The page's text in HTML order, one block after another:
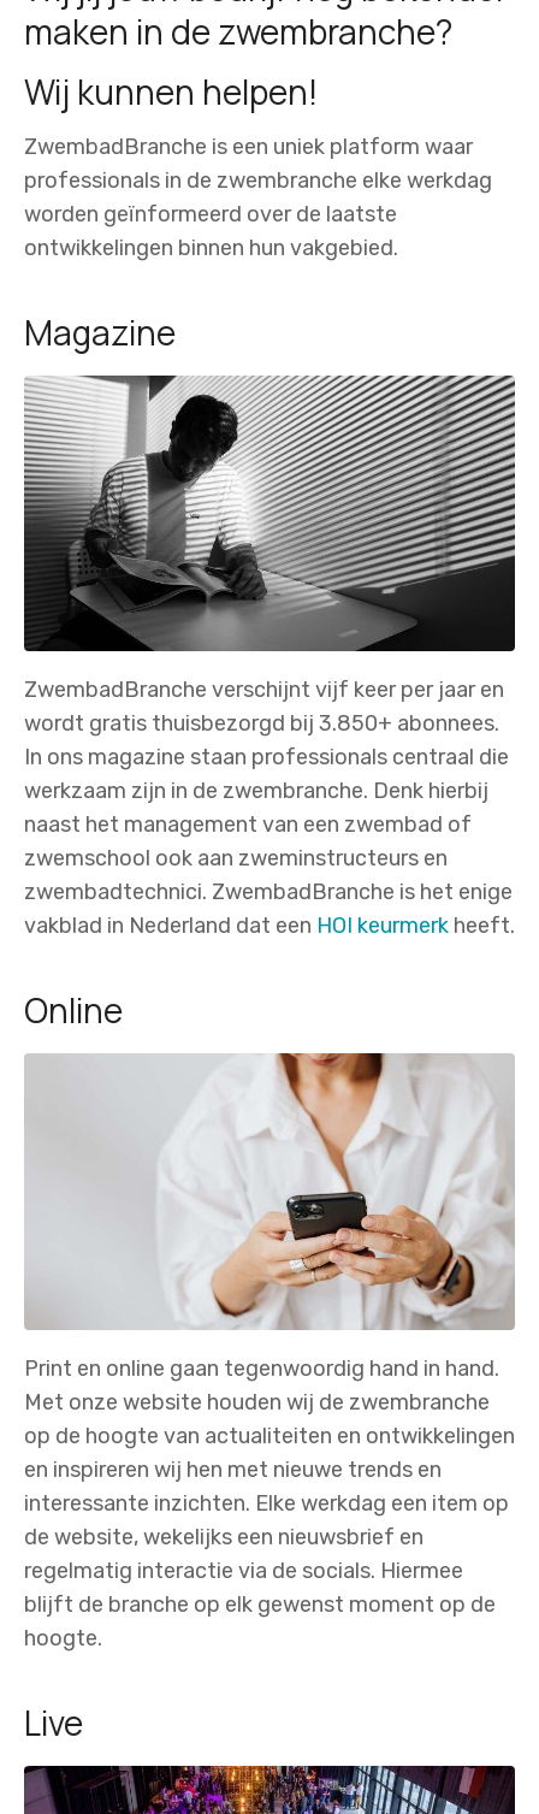
maken in de zwembranche?
Wij kunnen helpen!
ZwembadBranche is een uniek platform waar
professionals in de zwembranche elke werkdag
worden geïnformeerd over de laatste
ontwikkelingen binnen hun vakgebied.
Magazine
ZwembadBranche verschijnt vijf keer per jaar en
wordt gratis thuisbezorgd bij 3.850+ abonnees.
In ons magazine staan professionals centraal die
werkzaam zijn in de zwembranche. Denk hierbij
naast het management van een zwembad of
zwemschool ook aan zweminstructeurs en
zwembadtechnici. ZwembadBranche is het enige
vakblad in Nederland dat een HOI keurmerk heeft.
Online
Print en online gaan tegenwoordig hand in hand.
Met onze website houden wij de zwembranche
op de hoogte van actualiteiten en ontwikkelingen
en inspireren wij hen met nieuwe trends en
interessante inzichten. Elke werkdag een item op
de website, wekelijks een nieuwsbrief en
regelmatig interactie via de socials. Hiermee
blijft de branche op elk gewenst moment op de
hoogte.
Live